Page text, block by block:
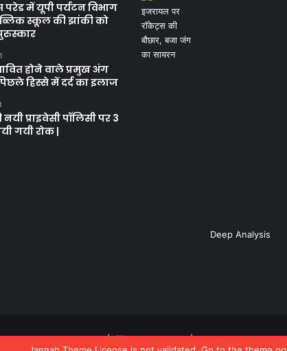
परेड में यूपी पर्यटन विभाग
स्कूल की झांकी को
होने वाले प्रमुख अंग
हिस्से में दर्द का इलाज
प्राइवेसी पॉलिसी पर 3
गयी रोक |
Deep Analysis
All Rights Reserved | Deep Analysis| Proudly Hosted by